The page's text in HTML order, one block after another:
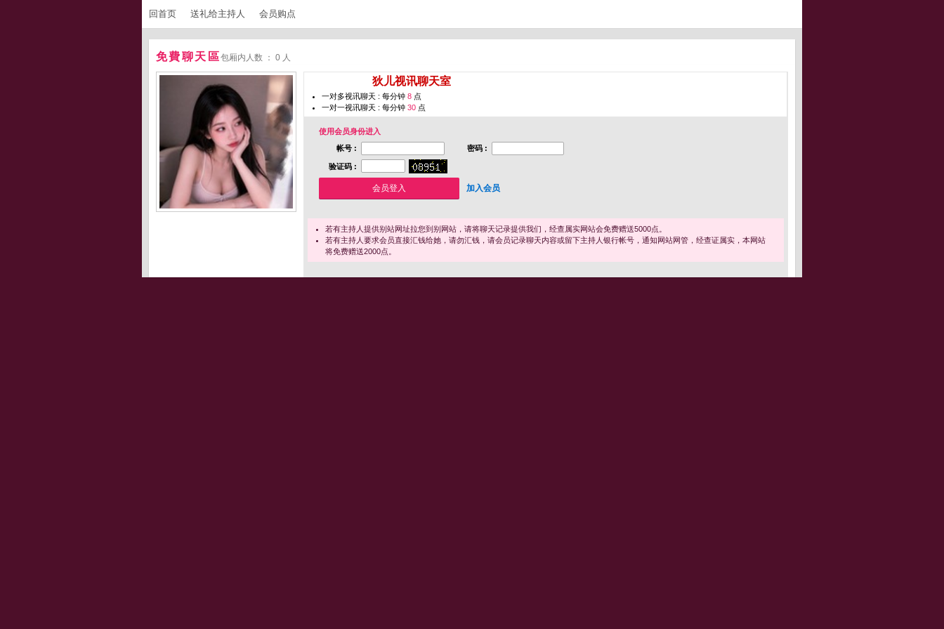
回首页 送礼给主持人 会员购点
免費聊天區包厢内人数 ： 0 人
狄儿视讯聊天室
一对多视讯聊天 : 每分钟 8 点
一对一视讯聊天 : 每分钟 30 点
使用会员身份进入
帐号 :
密码 :
验证码 :
加入会员
若有主持人提供别站网址拉您到别网站，请将聊天记录提供我们，经查属实网站会免费赠送5000点。
若有主持人要求会员直接汇钱给她，请勿汇钱，请会员记录聊天内容或留下主持人银行帐号，通知网站网管，经查证属实，本网站
将免费赠送2000点。